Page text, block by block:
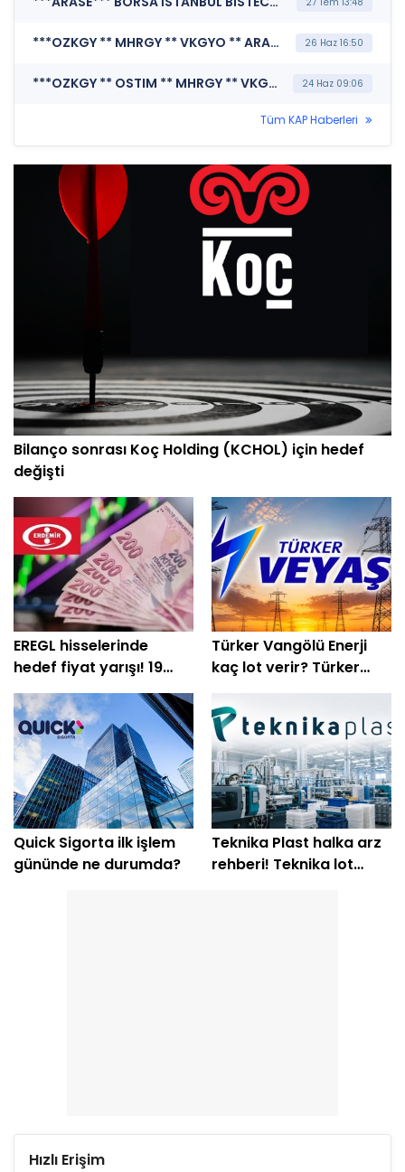
***OZKGY ** MHRGY ** VKGYO ** ARASE ** EKGYO ** CEMTS ** AHSGY*** MERKEZİ KAYIT KURULUŞU A.Ş. (Pay Mali Hak Kullanım İşlemi - Nakit Ödeme) 26 Haz 16:50
***OZKGY ** OSTIM ** MHRGY ** VKGYO ** ARASE ** EKGYO ** CEMTS ** AHSGY*** BORSA İSTANBUL A.Ş. (BISTECH Pay Piyasası Alım Satım Sistemi Duyurusu) 24 Haz 09:06
Tüm KAP Haberleri
Bilanço sonrası Koç Holding (KCHOL) için hedef
değişti
EREGL hisselerinde
hedef fiyat yarışı! 19
kurum beklentisini
açıkladı
Türker Vangölü Enerji
kaç lot verir? Türker
Vangölü Enerji halka arz
oluyor
Quick Sigorta ilk işlem
gününde ne durumda?
Teknika Plast halka arz
rehberi! Teknika lot
Hızlı Erişim